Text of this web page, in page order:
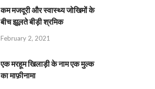
कम मजदूरी और स्वास्थ्य जोखिमों के
बीच झूलते बीड़ी श्रमिक
February 2, 2021
एक मरहूम खिलाड़ी के नाम एक मुल्क
का माफ़ीनामा